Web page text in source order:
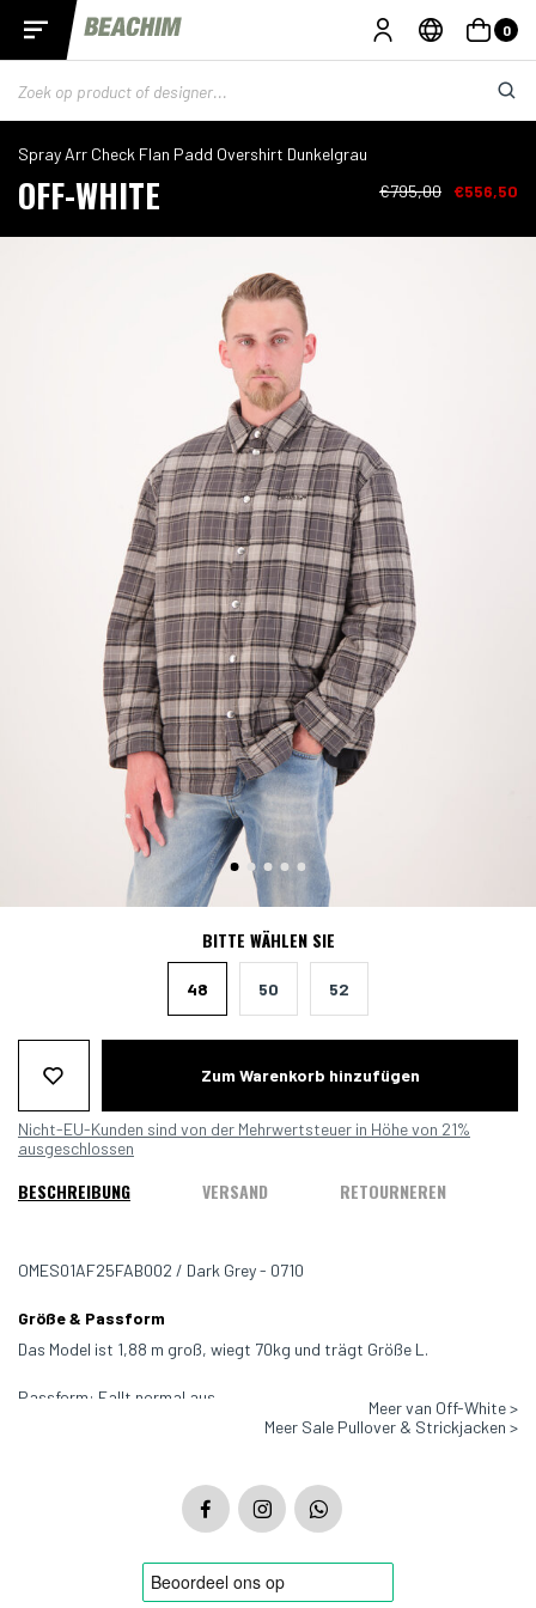
0
Spray Arr Check Flan Padd Overshirt Dunkelgrau
OFF-WHITE €795,00 €556,50
BITTE WÄHLEN SIE
48 50 52
Zum Warenkorb hinzufügen
Nicht-EU-Kunden sind von der Mehrwertsteuer in Höhe von 21%
ausgeschlossen
BESCHREIBUNG VERSAND RETOURNEREN
OMES01AF25FAB002 / Dark Grey - 0710
Größe & Passform
Das Model ist 1,88 m groß, wiegt 70kg und trägt Größe L.
Passform: Fallt normal aus
Meer van Off-White >
Meer Sale Pullover & Strickjacken >